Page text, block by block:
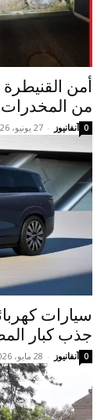
أمن
من المخدرات
آنفانيوز - 27 يونيو، 2026 0
جذب كبار
آنفانيوز - 28 مايو، 2026 0